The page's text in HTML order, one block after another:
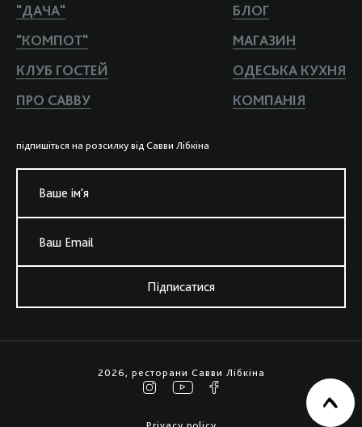
"ДАЧА"
"КОМПОТ"
КЛУБ ГОСТЕЙ
ПРО САВВУ
БЛОГ
МАГАЗИН
ОДЕСЬКА КУХНЯ
КОМПАНIЯ
пiдпишiться на розсилку вiд Савви Лiбкiна
Ваше iм'я
Ваш Email
Підписатися
2026, ресторани Савви Лiбкiна